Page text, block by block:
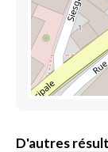
D'autres